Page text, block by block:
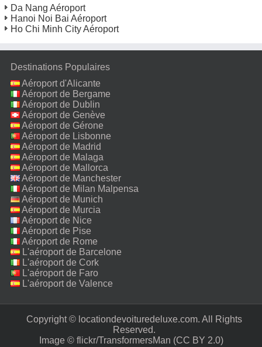
Da Nang Aéroport
Hanoi Noi Bai Aéroport
Ho Chi Minh City Aéroport
Destinations Populaires
Aéroport d'Alicante
Aéroport de Bergame
Aéroport de Dublin
Aéroport de Genève
Aéroport de Gérone
Aéroport de Lisbonne
Aéroport de Madrid
Aéroport de Malaga
Aéroport de Mallorca
Aéroport de Manchester
Aéroport de Milan Malpensa
Aéroport de Munich
Aéroport de Murcia
Aéroport de Nice
Aéroport de Pise
Aéroport de Rome
Fiumicino
L'aéroport de Barcelone
L'aéroport de Cork
L'aéroport de Faro
L'aéroport de Valence
Copyright © locationdevoituredeluxe.com. All Rights
Reserved.‎
Image © flickr/TransformersMan (CC BY 2.0)‎